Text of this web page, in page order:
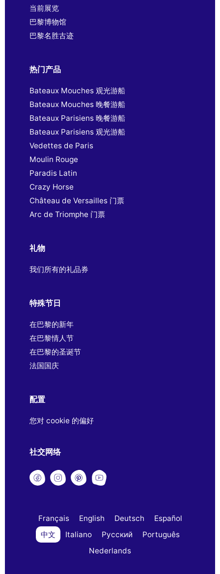
当前展览
巴黎博物馆
巴黎名胜古迹
热门产品
Bateaux Mouches 观光游船
Bateaux Mouches 晚餐游船
Bateaux Parisiens 晚餐游船
Bateaux Parisiens 观光游船
Vedettes de Paris
Moulin Rouge
Paradis Latin
Crazy Horse
Château de Versailles 门票
Arc de Triomphe 门票
礼物
我们所有的礼品券
特殊节日
在巴黎的新年
在巴黎情人节
在巴黎的圣诞节
法国国庆
配置
您对 cookie 的偏好
社交网络
Français English Deutsch
Español
中文
Italiano Русский
Português
Nederlands